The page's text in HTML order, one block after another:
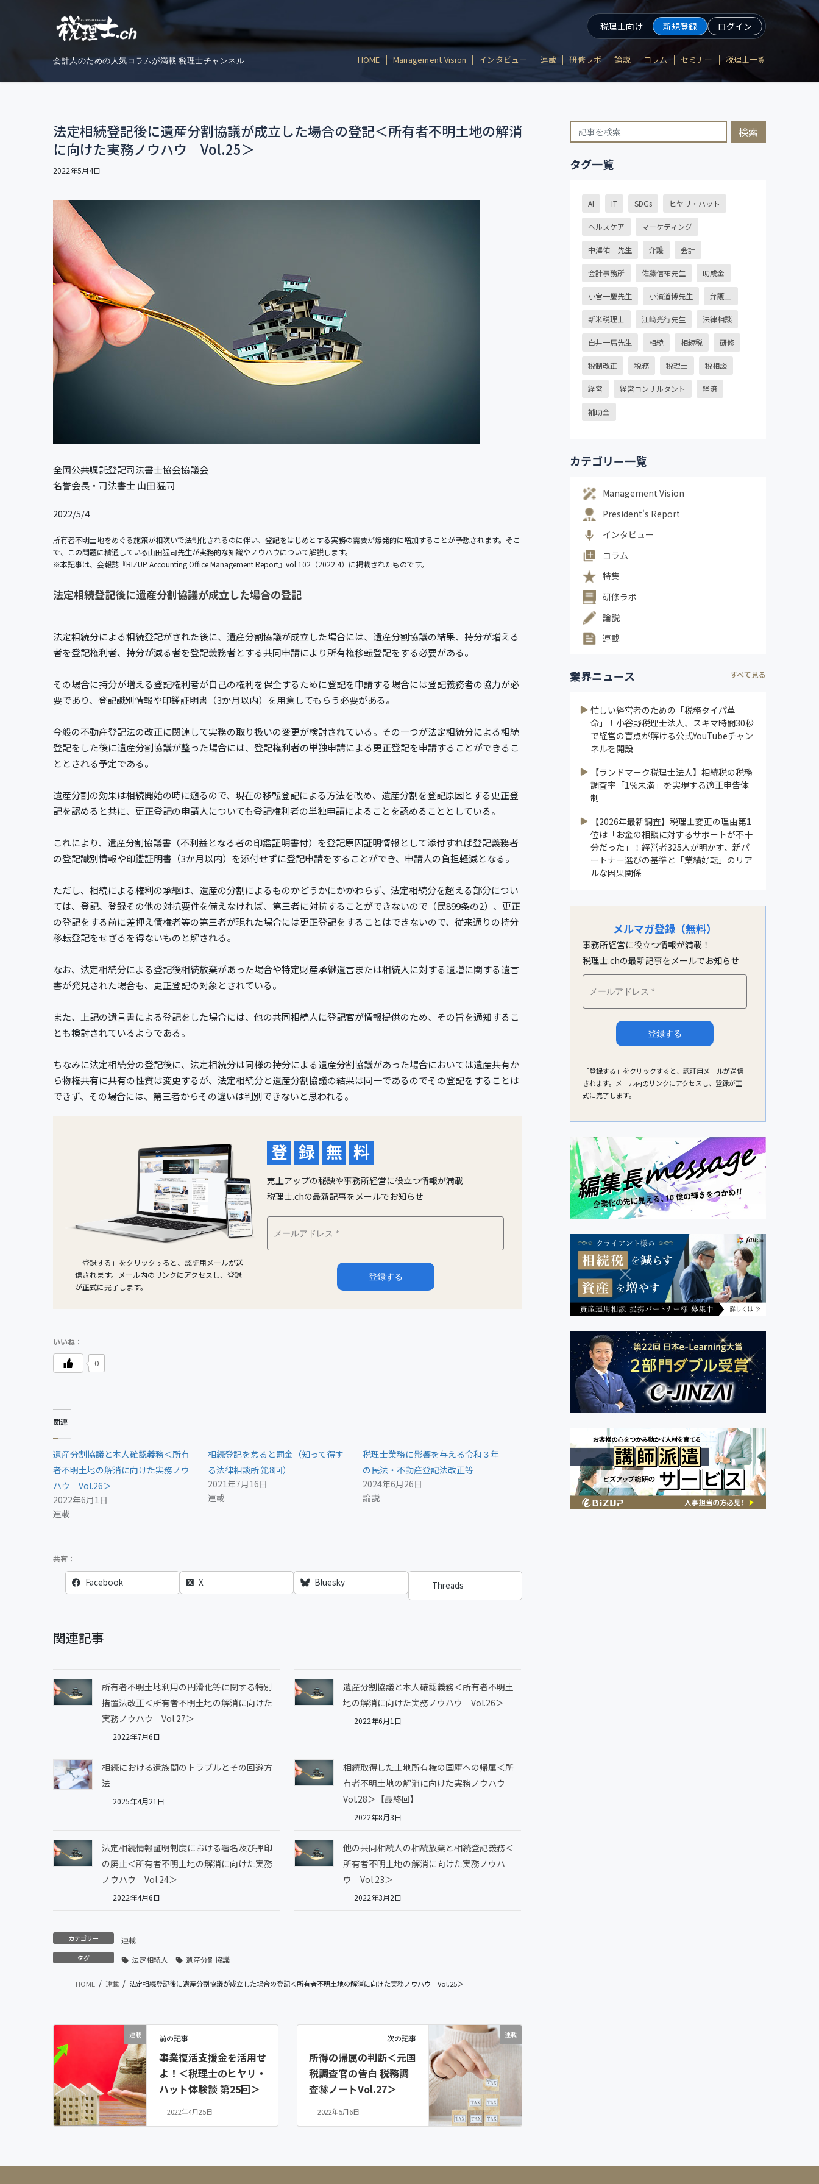
へ
ョ
会計人のための人気コラムが満載 税理士チャンネル
税理士向け 新規登録 ログイン
HOME Management Vision インタビュー 連載 研修ラボ 論説 コラム セミナー 税理士一覧
法定相続登記後に遺産分割協議が成立した場合の登記＜所有者不明土地の解消
に向けた実務ノウハウ Vol.25＞
2022年5月4日
全国公共嘱託登記司法書士協会協議会
名誉会長・司法書士 山田 猛司
2022/5/4
所有者不明土地をめぐる施策が相次いで法制化されるのに伴い、登記をはじめとする実務の需要が爆発的に増加することが予想されます。そこ
で、この問題に精通している山田猛司先生が実務的な知識やノウハウについて解説します。
※本記事は、会報誌『BIZUP Accounting Office Management Report』vol.102（2022.4）に掲載されたものです。
法定相続登記後に遺産分割協議が成立した場合の登記
法定相続分による相続登記がされた後に、遺産分割協議が成立した場合には、遺産分割協議の結果、持分が増える
者を登記権利者、持分が減る者を登記義務者とする共同申請により所有権移転登記をする必要がある。
その場合に持分が増える登記権利者が自己の権利を保全するために登記を申請する場合には登記義務者の協力が必
要であり、登記識別情報や印鑑証明書（3か月以内）を用意してもらう必要がある。
今般の不動産登記法の改正に関連して実務の取り扱いの変更が検討されている。その一つが法定相続分による相続
登記をした後に遺産分割協議が整った場合には、登記権利者の単独申請による更正登記を申請することができるこ
ととされる予定である。
遺産分割の効果は相続開始の時に遡るので、現在の移転登記による方法を改め、遺産分割を登記原因とする更正登
記を認めると共に、更正登記の申請人についても登記権利者の単独申請によることを認めることとしている。
これにより、遺産分割協議書（不利益となる者の印鑑証明書付）を登記原因証明情報として添付すれば登記義務者
の登記識別情報や印鑑証明書（3か月以内）を添付せずに登記申請をすることができ、申請人の負担軽減となる。
ただし、相続による権利の承継は、遺産の分割によるものかどうかにかかわらず、法定相続分を超える部分につい
ては、登記、登録その他の対抗要件を備えなければ、第三者に対抗することができないので（民899条の2）、更正
の登記をする前に差押え債権者等の第三者が現れた場合には更正登記をすることはできないので、従来通りの持分
移転登記をせざるを得ないものと解される。
なお、法定相続分による登記後相続放棄があった場合や特定財産承継遺言または相続人に対する遺贈に関する遺言
書が発見された場合も、更正登記の対象とされている。
また、上記の遺言書による登記をした場合には、他の共同相続人に登記官が情報提供のため、その旨を通知するこ
とも検討されているようである。
ちなみに法定相続分の登記後に、法定相続分は同様の持分による遺産分割協議があった場合においては遺産共有か
ら物権共有に共有の性質は変更するが、法定相続分と遺産分割協議の結果は同一であるのでその登記をすることは
できず、その場合には、第三者からその違いは判別できないと思われる。
「登録する」をクリックすると、認証用メールが送
信されます。メール内のリンクにアクセスし、登録
が正式に完了します。
登 録 無 料
売上アップの秘訣や事務所経営に役立つ情報が満載
税理士.chの最新記事をメールでお知らせ
0
関連
遺産分割協議と本人確認義務＜所有
者不明土地の解消に向けた実務ノウ
ハウ Vol.26＞
2022年6月1日
連載
相続登記を怠ると罰金（知って得す
る法律相談所 第8回）
2021年7月16日
連載
税理士業務に影響を与える令和３年
の民法・不動産登記法改正等
2024年6月26日
論説
Facebook X Bluesky Threads
関連記事
所有者不明土地利用の円滑化等に関する特別
措置法改正＜所有者不明土地の解消に向けた
実務ノウハウ Vol.27＞
2022年7月6日
遺産分割協議と本人確認義務＜所有者不明土
地の解消に向けた実務ノウハウ Vol.26＞
2022年6月1日
相続における遺族間のトラブルとその回避方
法
2025年4月21日
相続取得した土地所有権の国庫への帰属＜所
有者不明土地の解消に向けた実務ノウハウ
Vol.28＞【最終回】
2022年8月3日
法定相続情報証明制度における署名及び押印
の廃止＜所有者不明土地の解消に向けた実務
ノウハウ Vol.24＞
2022年4月6日
他の共同相続人の相続放棄と相続登記義務＜
所有者不明土地の解消に向けた実務ノウハ
ウ Vol.23＞
2022年3月2日
カテゴリー 連載
タグ 法定相続人 遺産分割協議
HOME 連載 法定相続登記後に遺産分割協議が成立した場合の登記＜所有者不明土地の解消に向けた実務ノウハウ Vol.25＞
連載 前の記事
事業復活支援金を活用せ
よ！＜税理士のヒヤリ・
ハット体験談 第25回＞
2022年4月25日
連載
次の記事
所得の帰属の判断＜元国
税調査官の告白 税務調
査㊙ノートVol.27＞
2022年5月6日
検索
タグ一覧
AI IT SDGs ヒヤリ・ハット
ヘルスケア マーケティング
中澤佑一先生 介護 会計
会計事務所 佐藤信祐先生 助成金
小宮一慶先生 小濱道博先生 弁護士
新米税理士 江﨑光行先生 法律相談
白井一馬先生 相続 相続税 研修
税制改正 税務 税理士 税相談
経営 経営コンサルタント 経済
補助金
カテゴリー一覧
Management Vision
President's Report
インタビュー
コラム
特集
研修ラボ
論説
連載
業界ニュース すべて見る
忙しい経営者のための「税務タイパ革
命」！小谷野税理士法人、スキマ時間30秒
で経営の盲点が解ける公式YouTubeチャン
ネルを開設
【ランドマーク税理士法人】相続税の税務
調査率「1％未満」を実現する適正申告体
制
【2026年最新調査】税理士変更の理由第1
位は「お金の相談に対するサポートが不十
分だった」！経営者325人が明かす、新パ
ートナー選びの基準と「業績好転」のリア
ルな因果関係
メルマガ登録（無料）
事務所経営に役立つ情報が満載！
税理士.chの最新記事をメールでお知らせ
「登録する」をクリックすると、認証用メールが送信
されます。メール内のリンクにアクセスし、登録が正
式に完了します。